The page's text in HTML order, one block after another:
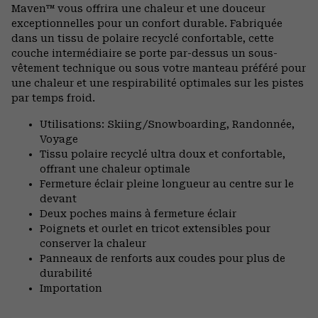
Maven™ vous offrira une chaleur et une douceur
exceptionnelles pour un confort durable. Fabriquée
dans un tissu de polaire recyclé confortable, cette
couche intermédiaire se porte par-dessus un sous-
vêtement technique ou sous votre manteau préféré pour
une chaleur et une respirabilité optimales sur les pistes
par temps froid.
Utilisations: Skiing/Snowboarding, Randonnée,
Voyage
Tissu polaire recyclé ultra doux et confortable,
offrant une chaleur optimale
Fermeture éclair pleine longueur au centre sur le
devant
Deux poches mains à fermeture éclair
Poignets et ourlet en tricot extensibles pour
conserver la chaleur
Panneaux de renforts aux coudes pour plus de
durabilité
Importation